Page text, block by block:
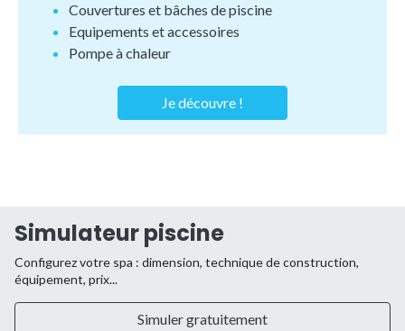
Couvertures et bâches de piscine
Equipements et accessoires
Pompe à chaleur
Je découvre !
Simulateur piscine
Configurez votre spa : dimension, technique de construction,
équipement, prix...
Simuler gratuitement